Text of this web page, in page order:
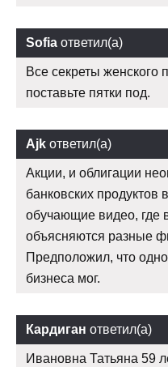
Sofia ответил(а)
Все секреты женского
поставьте пятки под.
Ajk ответил(а)
Акции, и облигации
банковских продуктов
обучающие видео, где
объясняются разные
Предположил, что
бизнеса мог.
Кардиган ответил(а)
Ивановна Татьяна 59